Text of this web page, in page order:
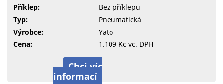
Příklep:
Bez příklepu
Typ:
Pneumatická
Výrobce:
Yato
Cena:
1.109 Kč vč. DPH
Chci víc
informací